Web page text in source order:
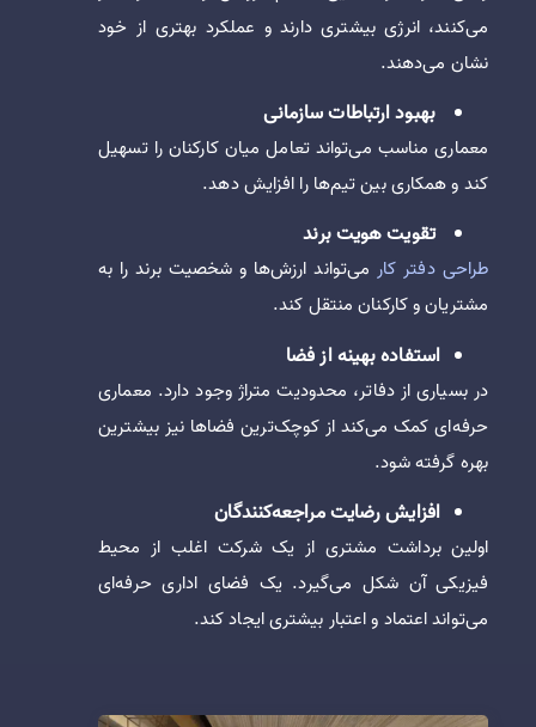
می‌کنند، انرژی بیشتری دارند و عملکرد بهتری از خود
نشان می‌دهند.
بهبود ارتباطات سازمانی
معماری مناسب می‌تواند تعامل میان کارکنان را تسهیل
کند و همکاری بین تیم‌ها را افزایش دهد.
تقویت هویت برند
طراحی دفتر کارمی‌تواند ارزش‌ها و شخصیت برند را به
مشتریان و کارکنان منتقل کند.
استفاده بهینه از فضا
در بسیاری از دفاتر، محدودیت متراژ وجود دارد. معماری
حرفه‌ای کمک می‌کند از کوچک‌ترین فضاها نیز بیشترین
بهره گرفته شود.
افزایش رضایت مراجعه‌کنندگان
اولین برداشت مشتری از یک شرکت اغلب از محیط
فیزیکی آن شکل می‌گیرد. یک فضای اداری حرفه‌ای
می‌تواند اعتماد و اعتبار بیشتری ایجاد کند.